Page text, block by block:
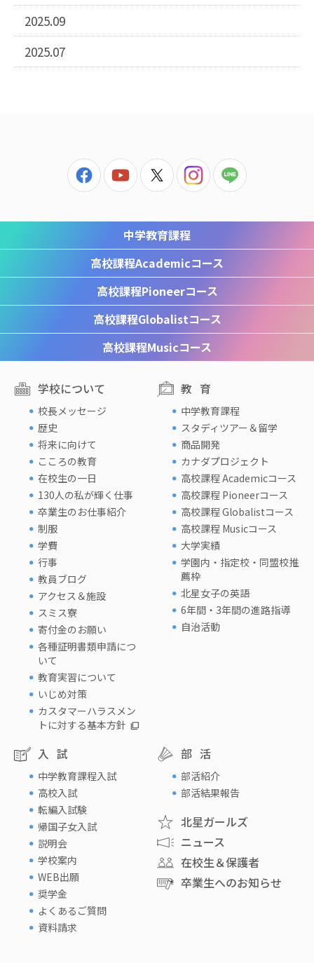
2025.09
2025.07
中学教育課程
高校課程Academicコース
高校課程Pioneerコース
高校課程Globalistコース
高校課程Musicコース
学校について
校長メッセージ
歴史
将来に向けて
こころの教育
在校生の一日
130人の私が輝く仕事
卒業生のお仕事紹介
制服
学費
行事
教員ブログ
アクセス＆施設
スミス寮
寄付金のお願い
各種証明書類申請につ
いて
教育実習について
いじめ対策
カスタマーハラスメン
トに対する基本方針
教育
中学教育課程
スタディツアー＆留学
商品開発
カナダプロジェクト
高校課程 Academicコース
高校課程 Pioneerコース
高校課程 Globalistコース
高校課程 Musicコース
大学実績
学園内・指定校・同盟校推
薦枠
北星女子の英語
6年間・3年間の進路指導
自治活動
入試
中学教育課程入試
高校入試
転編入試験
帰国子女入試
説明会
学校案内
WEB出願
奨学金
よくあるご質問
資料請求
部活
部活紹介
部活結果報告
北星ガールズ
ニュース
在校生＆保護者
卒業生へのお知らせ